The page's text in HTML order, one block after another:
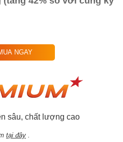
NGAY
sâu, chất lượng cao
tại đây .